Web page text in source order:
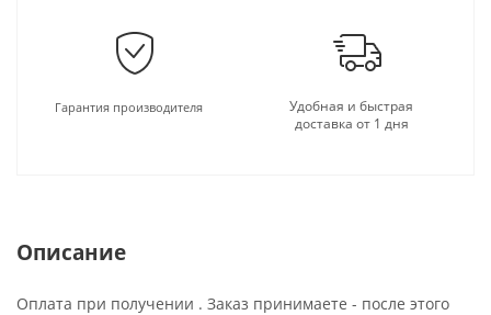
Гарантия производителя
Удобная и быстрая
доставка от 1 дня
Описание
Оплата при получении . Заказ принимаете - после этого